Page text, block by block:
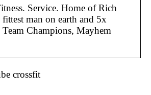
Service. Home of Rich
man on earth and 5x
Team Champions, Mayhem
crossfit